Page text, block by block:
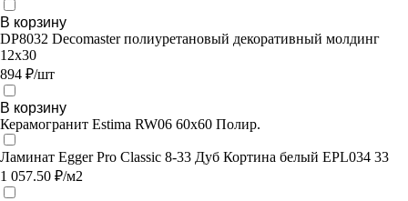
В корзину
DP8032 Decomaster полиуретановый декоративный молдинг
12х30
894 ₽/шт
В корзину
Керамогранит Estima RW06 60x60 Полир.
Ламинат Egger Pro Classic 8-33 Дуб Кортина белый EPL034 33
1 057.50 ₽/м2